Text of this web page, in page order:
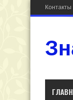
Контакты